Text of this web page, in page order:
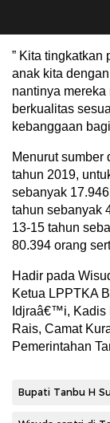
” Kita tingkatkan
anak kita
nantinya
berkualitas
kebanggaan
Menurut sumber
tahun 2019,
sebanyak
tahun sebanyak
13-15 tahun
80.394 orang
Hadir pada
Ketua LPPTKA
Idjraâ€™i, Kadis
Rais, Camat
Pemerintahan